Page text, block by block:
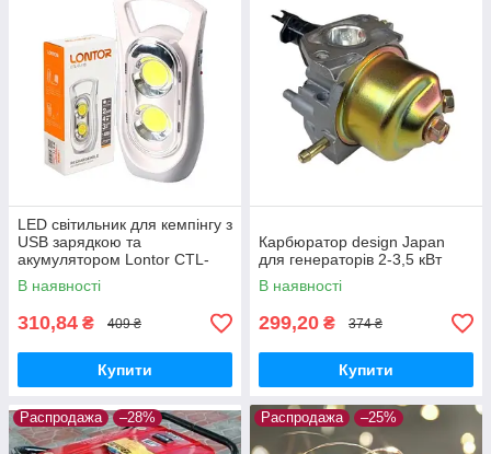
LED світильник для кемпінгу з
USB зарядкою та
акумулятором Lontor CTL-
EL158
В наявності
310,84 ₴ 409 ₴
Купити
Карбюратор design Japan
для генераторів 2-3,5 кВт
В наявності
299,20 ₴ 374 ₴
Купити
Распродажа –28% Распродажа –25%